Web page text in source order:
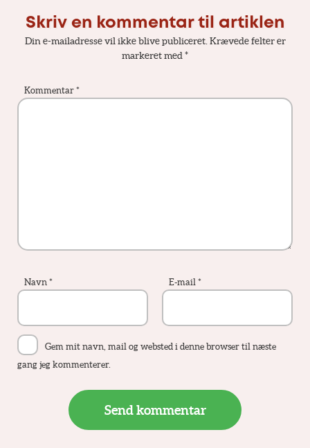
Skriv en kommentar til artiklen
Din e-mailadresse vil ikke blive publiceret. Krævede felter er
markeret med *
Kommentar *
Navn * E-mail *
Gem mit navn, mail og websted i denne browser til næste
gang jeg kommenterer.